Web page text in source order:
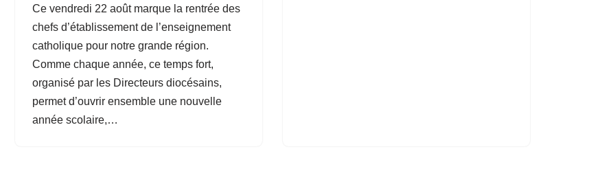
Ce vendredi 22 août marque la rentrée des
chefs d’établissement de l’enseignement
catholique pour notre grande région.
Comme chaque année, ce temps fort,
organisé par les Directeurs diocésains,
permet d’ouvrir ensemble une nouvelle
année scolaire,…